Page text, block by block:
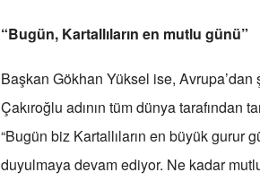
“Bugün, Kartallıların en mutlu günü”
Başkan Gökhan Yüksel ise,
Çakıroğlu adının tüm dünya tarafından
“Bugün biz Kartallıların en büyük gurur
duyulmaya devam ediyor. Ne kadar